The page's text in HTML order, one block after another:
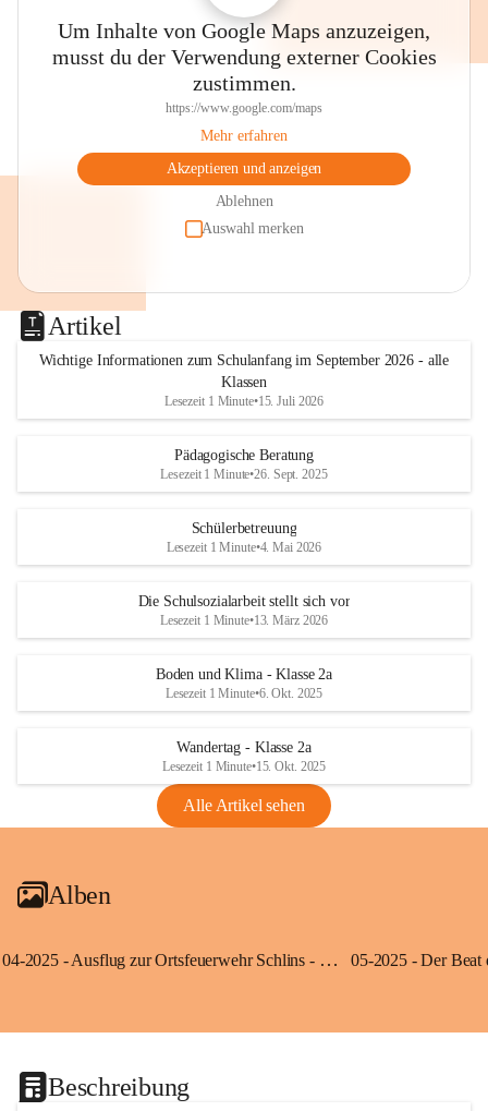
Um Inhalte von Google Maps anzuzeigen,
musst du der Verwendung externer Cookies
zustimmen.
https://www.google.com/maps
Mehr erfahren
Akzeptieren und anzeigen
Ablehnen
Auswahl merken
Artikel
Wichtige Informationen zum Schulanfang im September 2026 - alle
Klassen
Lesezeit 1 Minute•15. Juli 2026
Pädagogische Beratung
Lesezeit 1 Minute•26. Sept. 2025
Schülerbetreuung
Lesezeit 1 Minute•4. Mai 2026
Die Schulsozialarbeit stellt sich vor
Lesezeit 1 Minute•13. März 2026
Boden und Klima - Klasse 2a
Lesezeit 1 Minute•6. Okt. 2025
Wandertag - Klasse 2a
Lesezeit 1 Minute•15. Okt. 2025
Alle Artikel sehen
Alben
04-2025 - Ausflug zur Ortsfeuerwehr Schlins - Klassen 3a und 3b
Beschreibung